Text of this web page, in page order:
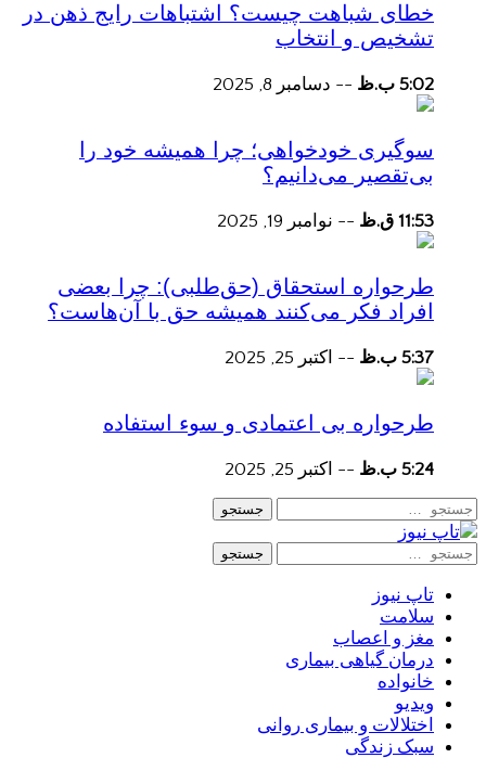
خطای شباهت چیست؟ اشتباهات رایج ذهن در
تشخیص و انتخاب
5:02 ب.ظ -- دسامبر 8, 2025
سوگیری خودخواهی؛ چرا همیشه خود را
بی‌تقصیر می‌دانیم؟
11:53 ق.ظ -- نوامبر 19, 2025
طرحواره استحقاق (حق‌طلبی): چرا بعضی
افراد فکر می‌کنند همیشه حق با آن‌هاست؟
5:37 ب.ظ -- اکتبر 25, 2025
طرحواره بی اعتمادی و سوء استفاده
5:24 ب.ظ -- اکتبر 25, 2025
جستجو
جستجو
تاپ نیوز
سلامت
مغز و اعصاب
درمان گیاهی بیماری
خانواده
ویدیو
اختلالات و بیماری روانی
سبک زندگی